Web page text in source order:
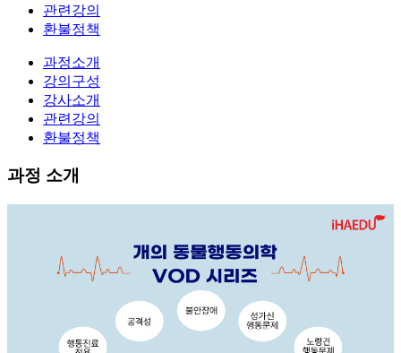
관련강의
환불정책
과정소개
강의구성
강사소개
관련강의
환불정책
과정 소개